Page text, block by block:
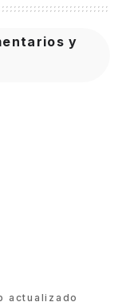
y
actualizado